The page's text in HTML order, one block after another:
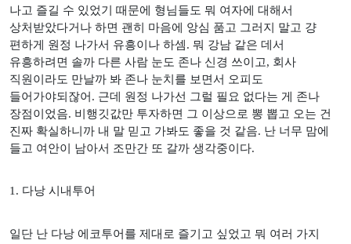
나고 즐길 수 있었기 때문에 형님들도 뭐 여자에 대해서
상처받았다거나 하면 괜히 마음에 앙심 품고 그러지 말고 걍
편하게 원정 나가서 유흥이나 하셈. 뭐 강남 같은 데서
유흥하려면 솔까 다른 사람 눈도 존나 신경 쓰이고, 회사
직원이라도 만날까 봐 존나 눈치를 보면서 오피도
들어가야되잖어 . 근데 원정 나가선 그럴 필요 없다는 게 존나
장점이었음. 비행깃값만 투자하면 그 이상으로 뽕 뽑고 오는 건
진짜 확실하니까 내 말 믿고 가봐도 좋을 것 같음. 난 너무 맘에
들고 여안이 남아서 조만간 또 갈까 생각중이다.
1. 다낭 시내투어
일단 난 다낭 에코투어를 제대로 즐기고 싶었고 뭐 여러 가지